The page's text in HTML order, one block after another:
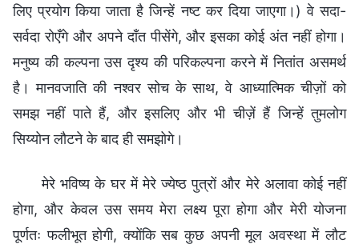
लिए प्रयोग किया जाता है जिन्हें नष्ट कर दिया जाएगा।) वे सदा-
सर्वदा रोएँगे और अपने दाँत पीसेंगे, और इसका कोई अंत नहीं होगा।
मनुष्य की कल्पना उस दृश्य की परिकल्पना करने में नितांत असमर्थ
है। मानवजाति की नश्वर सोच के साथ, वे आध्यात्मिक चीज़ों को
समझ नहीं पाते हैं, और इसलिए और भी चीज़ें हैं जिन्हें तुमलोग
सिय्योन लौटने के बाद ही समझोगे।
मेरे भविष्य के घर में मेरे ज्येष्ठ पुत्रों और मेरे अलावा कोई नहीं
होगा, और केवल उस समय मेरा लक्ष्य पूरा होगा और मेरी योजना
पूर्णतः फलीभूत होगी, क्योंकि सब कुछ अपनी मूल अवस्था में लौट